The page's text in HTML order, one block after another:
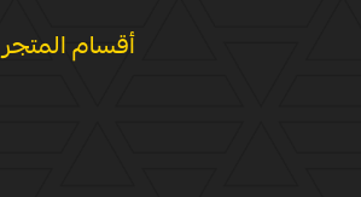
أقسام المتجر